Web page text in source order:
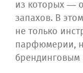
из которых —
запахов. В
не только
парфюмерии,
брендинговым